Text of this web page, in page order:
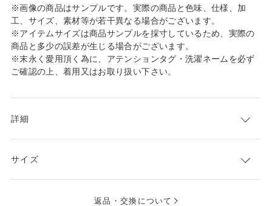
※画像の商品はサンプルです。実際の商品と色味、仕様、加
工、サイズ、素材等が若干異なる場合がございます。
※アイテムサイズは商品サンプルを採寸しているため、実際の
商品と多少の誤差が生じる場合がございます。
※末永く愛用頂く為に、アテンションタグ・洗濯ネームを必ず
ご確認の上、着用又はお取り扱い下さい。
詳細
サイズ
返品・交換について